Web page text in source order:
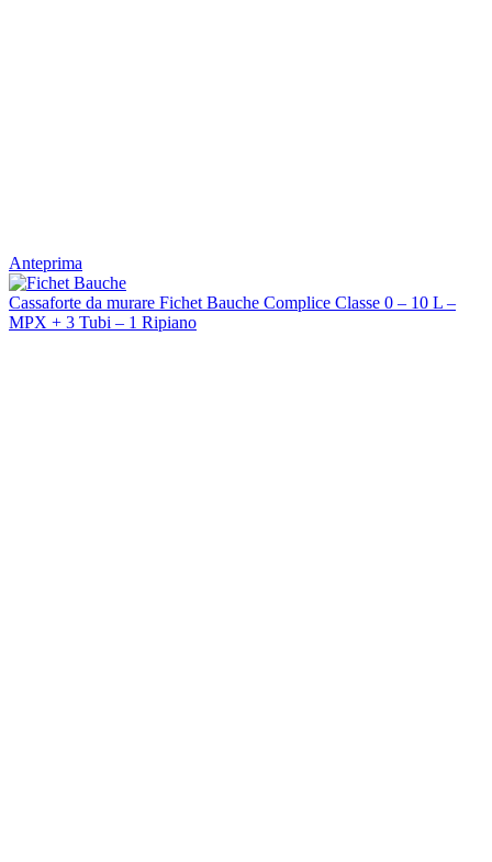
Anteprima
Cassaforte da murare Fichet Bauche Complice Classe 0 – 10 L –
MPX + 3 Tubi – 1 Ripiano